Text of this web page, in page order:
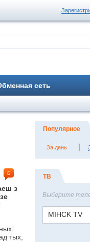
сеть
0
з
тых,
Популярное
За день
ТВ
Выберите
MIHCK TV